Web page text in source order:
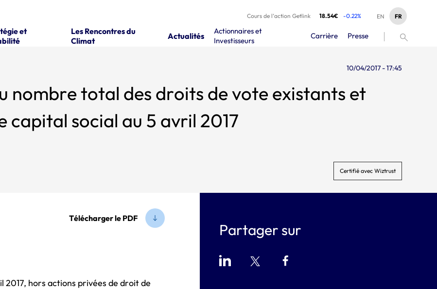
Cours de l’action Getlink 18.54€ -0.22% FR
EN
et
Les Rencontres du
Climat
Actualités
Actionnaires et
Investisseurs
Carrière Presse
10/04/2017 - 17:45
nombre total des droits de vote existants et
capital social au 5 avril 2017
Certifié avec Wiztrust
Télécharger le PDF
2017, hors actions privées de droit de
Partager sur